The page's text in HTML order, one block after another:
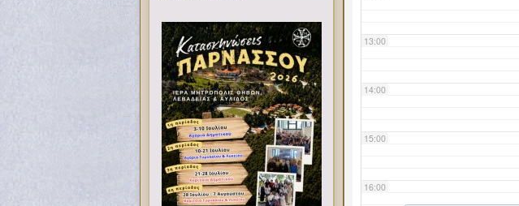
13:00
14:00
15:00
16:00